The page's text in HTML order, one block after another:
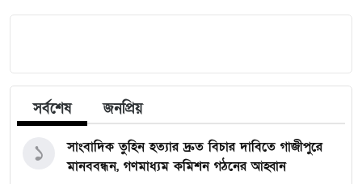
সর্বশেষ জনপ্রিয়
সাংবাদিক তুহিন হত্যার দ্রুত বিচার দাবিতে গাজীপুরে
মানববন্ধন, গণমাধ্যম কমিশন গঠনের আহ্বান
১